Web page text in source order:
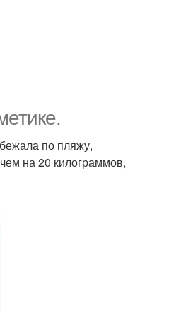
по пляжу,
на 20 килограммов,